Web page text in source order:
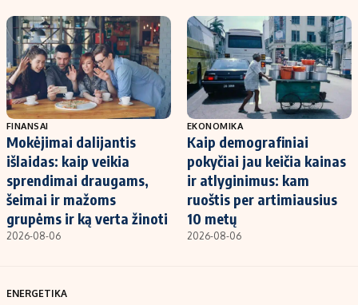
FINANSAI
Mokėjimai dalijantis
išlaidas: kaip veikia
sprendimai draugams,
šeimai ir mažoms
grupėms ir ką verta žinoti
2026-08-06
EKONOMIKA
Kaip demografiniai
pokyčiai jau keičia kainas
ir atlyginimus: kam
ruoštis per artimiausius
10 metų
2026-08-06
ENERGETIKA